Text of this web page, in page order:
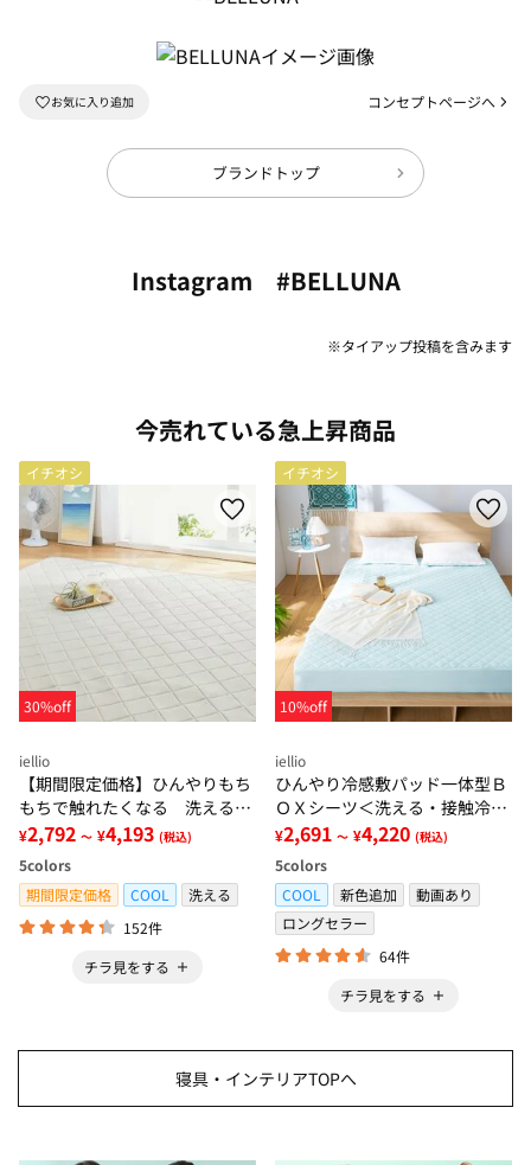
コンセプトページへ
ブランドトップ
Instagram #BELLUNA
※タイアップ投稿を含みます
今売れている急上昇商品
イチオシ
30%off
iellio
【期間限定価格】ひんやりもち
もちで触れたくなる 洗えるラ
グ＜低反発・滑りにくい・接触
冷感・防ダニ・カーペット＞
¥2,792 ～ ¥4,193 (税込)
5colors
期間限定価格
COOL
洗える
152件
チラ見をする
イチオシ
10%off
iellio
ひんやり冷感敷パッド一体型Ｂ
ＯＸシーツ＜洗える・接触冷
感・抗菌防臭・時短・家事楽・
ボックスシーツ・寝苦しさ対策
＞
¥2,691 ～ ¥4,220 (税込)
5colors
COOL
新色追加
動画あり
ロングセラー
64件
チラ見をする
寝具・インテリアTOPへ